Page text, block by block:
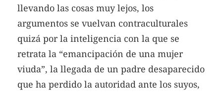
llevando las cosas muy lejos, los
argumentos se vuelvan contraculturales
quizá por la inteligencia con la que se
retrata la “emancipación de una mujer
viuda”, la llegada de un padre desaparecido
que ha perdido la autoridad ante los suyos,